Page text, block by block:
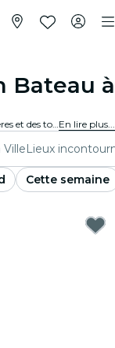
Bateau à
Découvre Fort Lauderdale autrement avec des croisières et des tours en bateau. Admire les monuments emblématiques et les vues à couper le souffle de la ville en traversant des eaux sereines. Les croisières et les tours en bateau à Fort Lauderdale t'embarqueront dans une aventure sans pareil.En lire plus...
VilleLieux
Cette semaine